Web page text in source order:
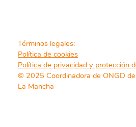
Términos legales:
Política de cookies
Política de privacidad y protección
© 2025 Coordinadora de ONGD
La Mancha